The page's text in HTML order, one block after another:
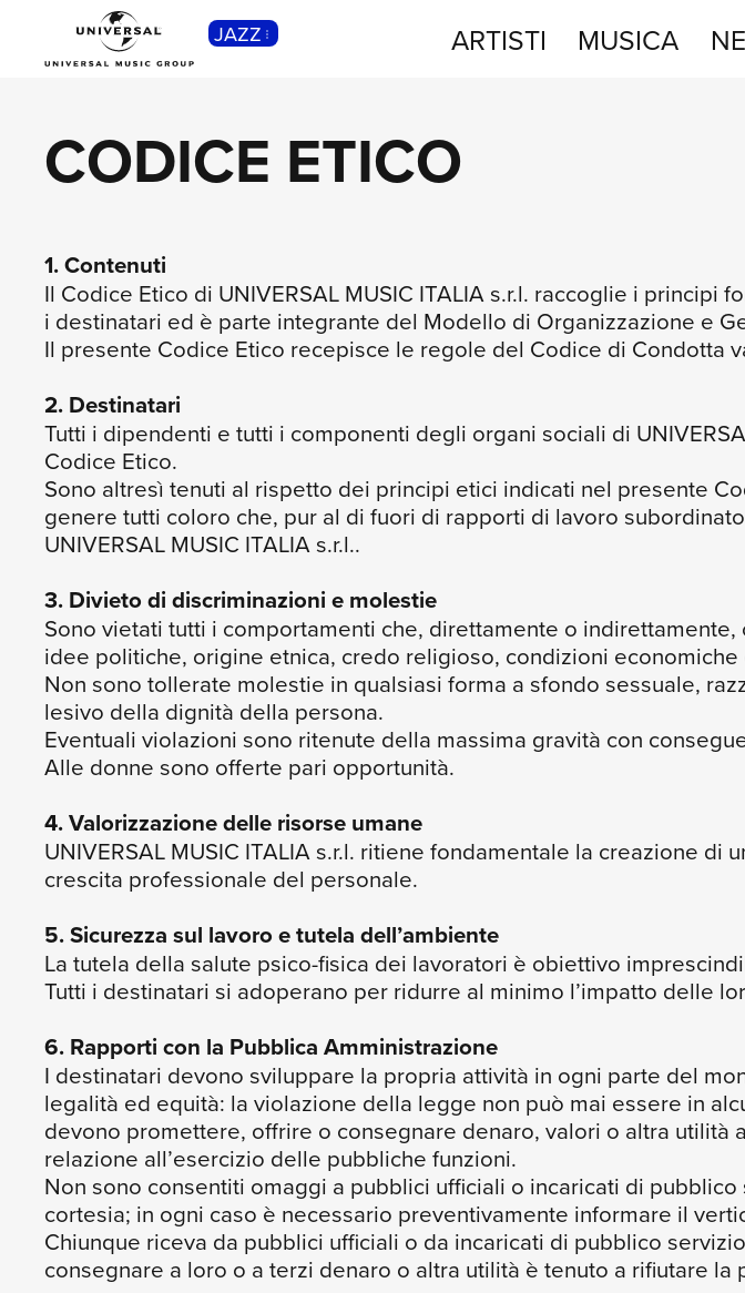
JAZZ ARTISTI MUSICA
CODICE ETICO
1. Contenuti
Il Codice Etico di UNIVERSAL MUSIC ITALIA s.r.l. raccoglie i
i destinatari ed è parte integrante del Modello di Organizzazione e
Il presente Codice Etico recepisce le regole del Codice di Condotta
2. Destinatari
Tutti i dipendenti e tutti i componenti degli organi sociali di
Codice Etico.
Sono altresì tenuti al rispetto dei principi etici indicati nel presente
genere tutti coloro che, pur al di fuori di rapporti di lavoro
UNIVERSAL MUSIC ITALIA s.r.l..
3. Divieto di discriminazioni e molestie
Sono vietati tutti i comportamenti che, direttamente o
idee politiche, origine etnica, credo religioso, condizioni economiche
Non sono tollerate molestie in qualsiasi forma a sfondo sessuale,
lesivo della dignità della persona.
Eventuali violazioni sono ritenute della massima gravità con
Alle donne sono offerte pari opportunità.
4. Valorizzazione delle risorse umane
UNIVERSAL MUSIC ITALIA s.r.l. ritiene fondamentale la creazione
crescita professionale del personale.
5. Sicurezza sul lavoro e tutela dell’ambiente
La tutela della salute psico-fisica dei lavoratori è obiettivo
Tutti i destinatari si adoperano per ridurre al minimo l’impatto delle
6. Rapporti con la Pubblica Amministrazione
I destinatari devono sviluppare la propria attività in ogni parte del
legalità ed equità: la violazione della legge non può mai essere in
devono promettere, offrire o consegnare denaro, valori o altra
relazione all’esercizio delle pubbliche funzioni.
Non sono consentiti omaggi a pubblici ufficiali o incaricati di
cortesia; in ogni caso è necessario preventivamente informare il
Chiunque riceva da pubblici ufficiali o da incaricati di pubblico
consegnare a loro o a terzi denaro o altra utilità è tenuto a rifiutare
CLASSICA